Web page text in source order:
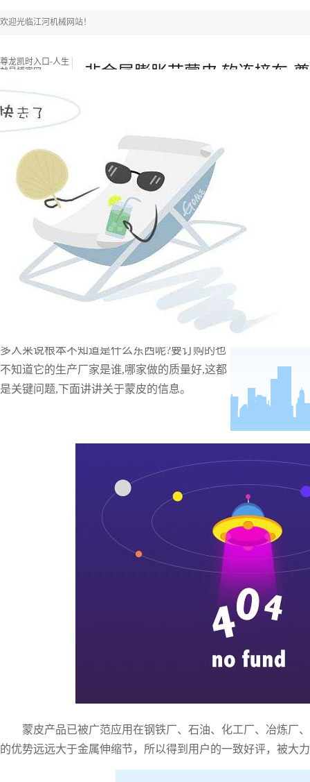
欢迎光临江河机械网站！
尊龙凯时入口-人生
就是博官网
非金属膨胀节蒙皮,软连接布-
尊龙凯时入口-人生就是博官网 耐磨陶瓷管
新闻中心 关于江河 联系江河
热门搜索关键词： 锅炉燃烧器 锅炉衬板采购 锅炉风帽
当前位置：尊龙凯时入口-人生就是博官网»新闻中心
来源：江苏江河机械 浏览：- 发布日期：
,软连接布这款产品对很
多人来说根本不知道是什么东西呢?要订购的也
不知道它的生产厂家是谁,哪家做的质量好,这都
是关键问题,下面讲讲关于蒙皮的信息。
蒙皮产品已被广范应用在钢铁厂、石油、化工厂、冶炼厂
的优势远远大于金属伸缩节，所以得到用户的一致好评，被大